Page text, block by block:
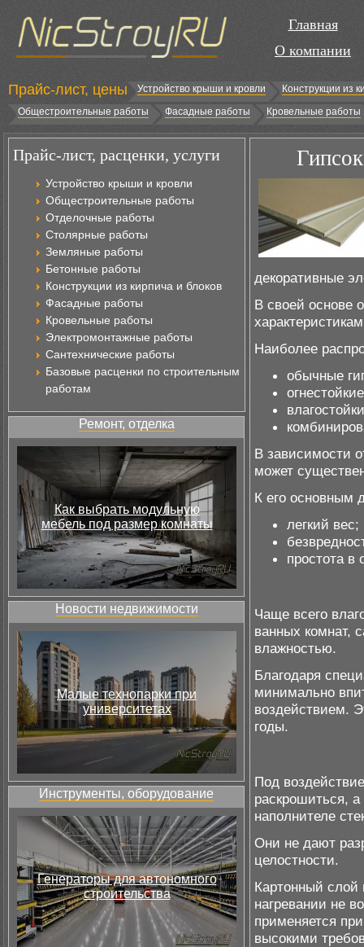
Главная
О компании
Прайс-лист, цены Устройство крыши и кровли
Конструкции из
Общестроительные работы
Фасадные работы Кровельные работы
Прайс-лист, расценки, услуги
Устройство крыши и кровли
Общестроительные работы
Отделочные работы
Столярные работы
Земляные работы
Бетонные работы
Конструкции из кирпича и блоков
Фасадные работы
Кровельные работы
Электромонтажные работы
Сантехнические работы
Базовые расценки по строительным
работам
Ремонт, отделка
Как выбрать модульную
мебель под размер комнаты
Новости недвижимости
Малые технопарки при
университетах
Инструменты, оборудование
Генераторы для автономного
строительства
декоративные
В своей основе
Наиболее
обычные
В зависимости
может
К его основным
легкий вес;
простота в
Чаще всего
ванных комнат,
влажностью.
Благодаря
минимально
воздействием.
годы.
Под
раскрошиться,
наполнителе
Они не дают
целостности.
Картонный слой
нагревании не
применяется
высокими